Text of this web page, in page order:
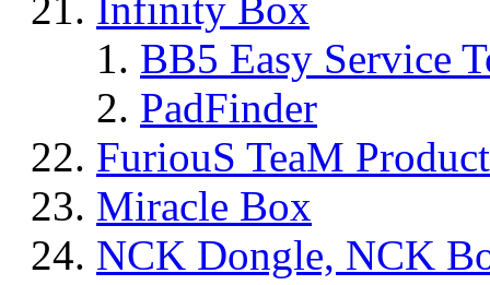
Infinity Box
BB5 Easy Service
PadFinder
FuriouS TeaM
Miracle Box
NCK Dongle, NCK